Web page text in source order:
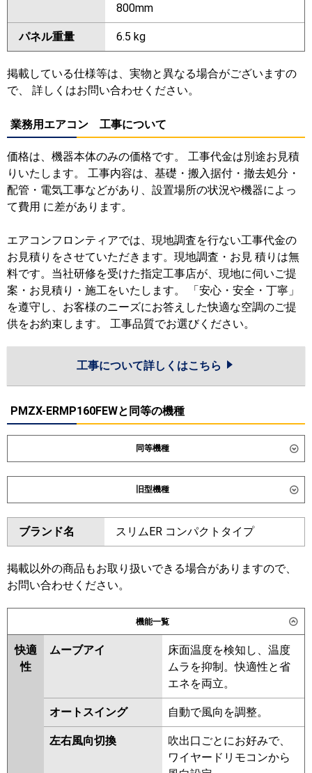
800mm
パネル重量 6.5 kg
掲載している仕様等は、実物と異なる場合がございますの
で、 詳しくはお問い合わせください。
業務用エアコン 工事について
価格は、機器本体のみの価格です。 工事代金は別途お見積
りいたします。 工事内容は、基礎・搬入据付・撤去処分・
配管・電気工事などがあり、設置場所の状況や機器によっ
て費用 に差があります。
エアコンフロンティアでは、現地調査を行ない工事代金の
お見積りをさせていただきます。現地調査・お見 積りは無
料です。当社研修を受けた指定工事店が、現地に伺いご提
案・お見積り・施工をいたします。 「安心・安全・丁寧」
を遵守し、お客様のニーズにお答えした快適な空調のご提
供をお約束します。 工事品質でお選びください。
工事について詳しくはこちら
PMZX-ERMP160FEWと同等の機種
同等機種
ダイキン SZRK160CD SZRK160CND
SDRK160BBD
東芝 GSHB16011XU GSHB16011MUB
GSSB16014XU GSSB16014MUB
三菱電機 PMZX-HRMP160F6 PMZX-
HRMP160FF6
RCIS-GP160RHNP5
GP160RSHP11
三菱重工 FDTSV1606HP6S
パナソニック PA-P160D7HDC PA-
P160D7HDNC
旧型機種
ダイキン SZRK160BYND SZRK160BYD
SZRK160BJD SZRK160BJND
SDRK160BD SDRK160BND
SZRK160BFD SZRK160BFND
SZRK160BCD
東芝 RSSB16034XU RSSB16034MUB
RSHB16031MUB
RSHB16031MU RSHB16031XU
RSSB16033MU RSSB16033XU
RSHB16031M RSHB16031X
ASHB16054M ASHB16054M-R
ASHB16054X ASHB16054X-R
ASEB16037M ASEB16037X
RSSB16033M RSSB16033X
ASEB16057M
ASEB16057X
ブランド名 スリムER コンパクトタイプ
掲載以外の商品もお取り扱いできる場合がありますので、
お問い合わせください。
機能一覧
快適
性
ムーブアイ
床面温度を検知し、温度
ムラを抑制。快適性と省
エネを両立。
オートスイング 自動で風向を調整。
左右風向切換
吹出口ごとにお好みで、
ワイヤードリモコンから